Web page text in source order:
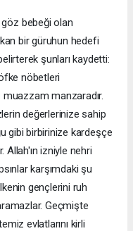
göz bebeği olan
bir güruhun hedefi
şunları kaydetti:
nöbetleri
manzaradır.
değerlerinize sahip
gibi birbirinize kardeşçe
Allah'ın izniyle nehri
karşımdaki şu
gençlerini ruh
Geçmişte
evlatlarını kirli